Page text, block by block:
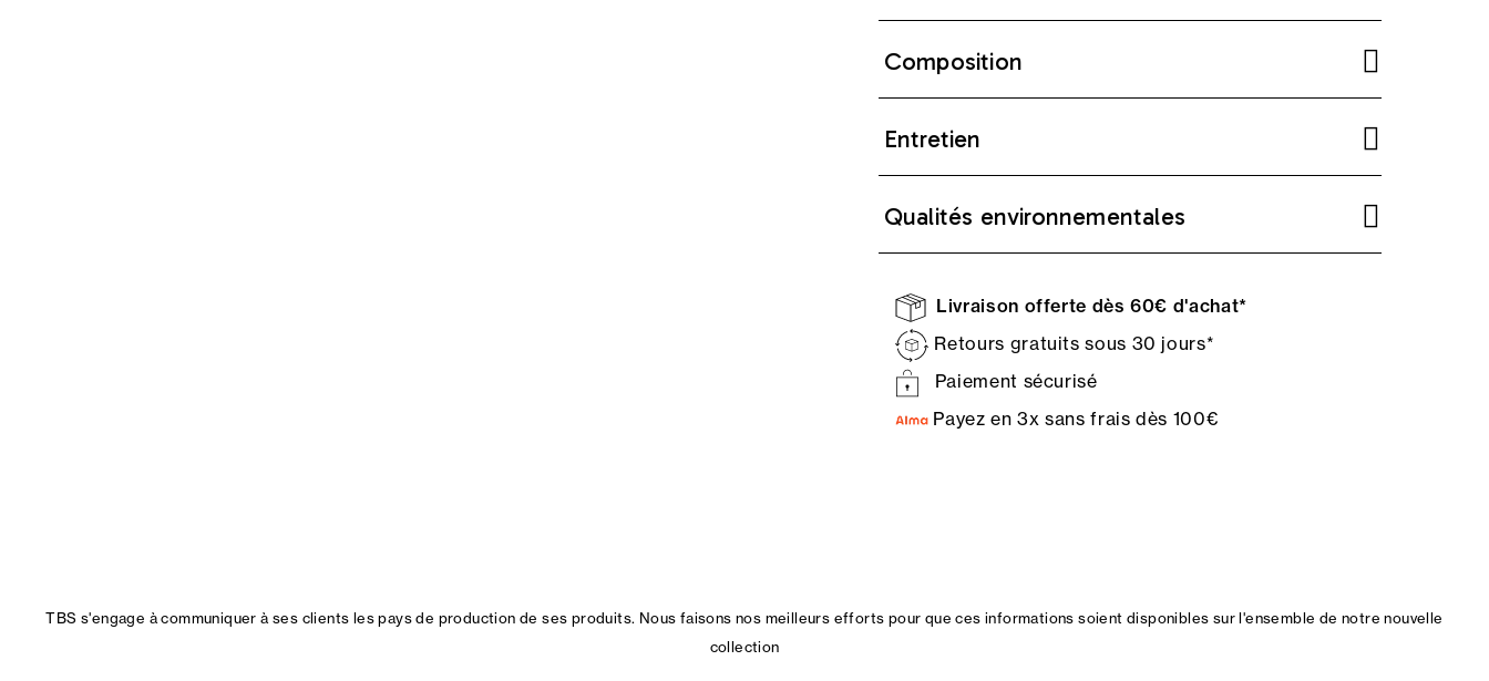
Composition
Entretien
Qualités environnementales
Livraison offerte dès 60€ d'achat*
Retours gratuits sous 30 jours*
Paiement sécurisé
Payez en 3x sans frais dès 100€
TBS s'engage à communiquer à ses clients les pays de production de ses produits. Nous faisons nos meilleurs efforts pour que ces informations soient disponibles sur l'ensemble de notre nouvelle
collection